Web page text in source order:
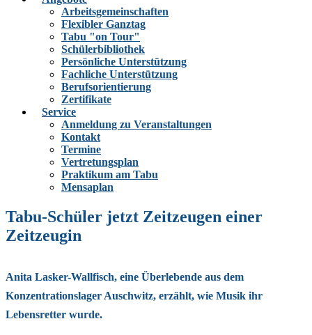
Arbeitsgemeinschaften
Flexibler Ganztag
Tabu "on Tour"
Schülerbibliothek
Persönliche Unterstützung
Fachliche Unterstützung
Berufsorientierung
Zertifikate
Service
Anmeldung zu Veranstaltungen
Kontakt
Termine
Vertretungsplan
Praktikum am Tabu
Mensaplan
Tabu-Schüler jetzt Zeitzeugen einer
Zeitzeugin
Anita Lasker-Wallfisch, eine Überlebende aus dem
Konzentrationslager Auschwitz, erzählt, wie Musik ihr
Lebensretter wurde.